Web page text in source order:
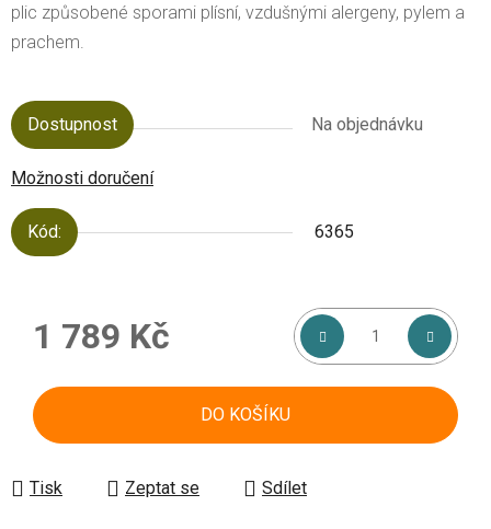
plic způsobené sporami plísní, vzdušnými alergeny, pylem a
prachem.
Dostupnost Na objednávku
Možnosti doručení
Kód: 6365
1 789 Kč
DO KOŠÍKU
Tisk Zeptat se Sdílet